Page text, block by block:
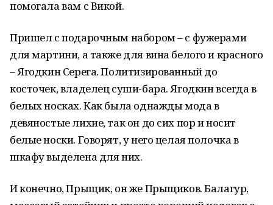
помогала вам с Викой.
Пришел с подарочным набором – с фужерами
для мартини, а также для вина белого и красного
– Ягодкин Серега. Политизированный до
косточек, владелец суши-бара. Ягодкин всегда в
белых носках. Как была однажды мода в
девяностые лихие, так он до сих пор и носит
белые носки. Говорят, у него целая полочка в
шкафу выделена для них.
И конечно, Прыщик, он же Прыщиков. Балагур,